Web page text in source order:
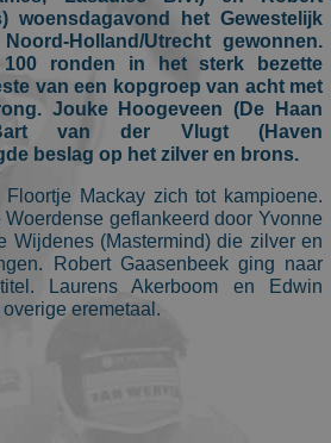
woensdagavond het Gewestelijk
Holland/Utrecht gewonnen.
ronden in het sterk bezette
van een kopgroep van acht met
Jouke Hoogeveen (De Haan
van der Vlugt (Haven
beslag op het zilver en brons.
Mackay zich tot kampioene.
geflankeerd door Yvonne
Wijdenes (Mastermind) die zilver en
Robert Gaasenbeek ging naar
Laurens Akerboom en Edwin
eremetaal.
Gerichte advertenties
gebruikt om te zien hoe
gebruiken, bijv. analytische
kunnen niet worden gebruikt om
direct te identificeren.
Aanbieder
Domein
Vervaldatum
Google LLC
.schaatspeloton.nl
1 jaar 1
maand
This cookie
name is
asssociated
with Google
Universal
Analytics -
which is a